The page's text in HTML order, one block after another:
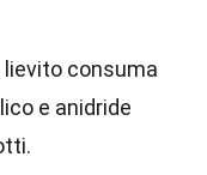
lievito consuma
e anidride